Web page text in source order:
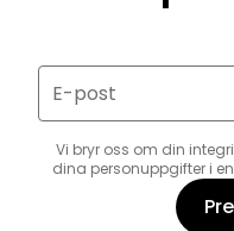
E-post
Vi bryr oss om din
dina personuppgifter i